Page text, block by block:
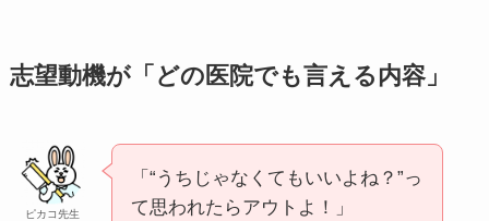
志望動機が「どの医院でも言える内容」
ピカコ先生
「“うちじゃなくてもいいよね？”っ
て思われたらアウトよ！」